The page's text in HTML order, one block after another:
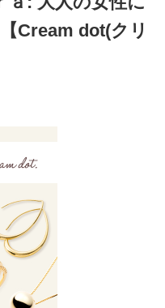
Cream dot(クリ